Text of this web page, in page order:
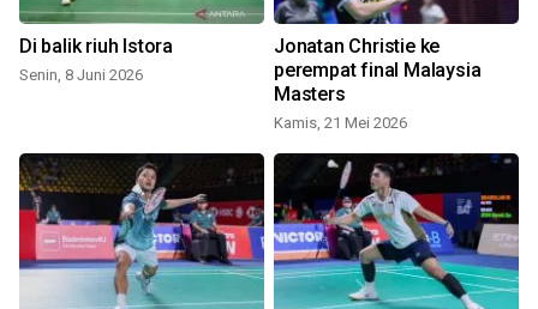
Di balik riuh Istora
Senin, 8 Juni 2026
Jonatan Christie ke
perempat final Malaysia
Masters
Kamis, 21 Mei 2026